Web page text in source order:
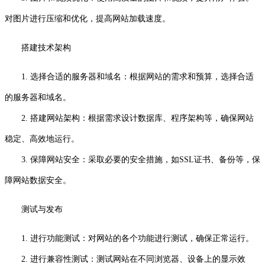
对图片进行压缩和优化，提高网站加载速度。
搭建技术架构
1. 选择合适的服务器和域名：根据网站的需求和预算，选择合适
的服务器和域名。
2. 搭建网站架构：根据需求设计数据库、程序架构等，确保网站
稳定、高效地运行。
3. 保障网站安全：采取必要的安全措施，如SSL证书、备份等，保
障网站数据安全。
测试与发布
1. 进行功能测试：对网站的各个功能进行测试，确保正常运行。
2. 进行兼容性测试：测试网站在不同浏览器、设备上的显示效